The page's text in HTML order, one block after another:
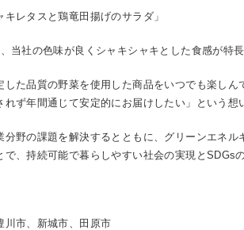
レタスと鶏竜田揚げのサラダ」
当社の色味が良くシャキシャキとした食感が特
た品質の野菜を使用した商品をいつでも楽し
れず年間通じて安定的にお届けしたい」という
野の課題を解決するとともに、グリーンエネ
で、持続可能で暮らしやすい社会の実現とSDGs
川市、新城市、田原市